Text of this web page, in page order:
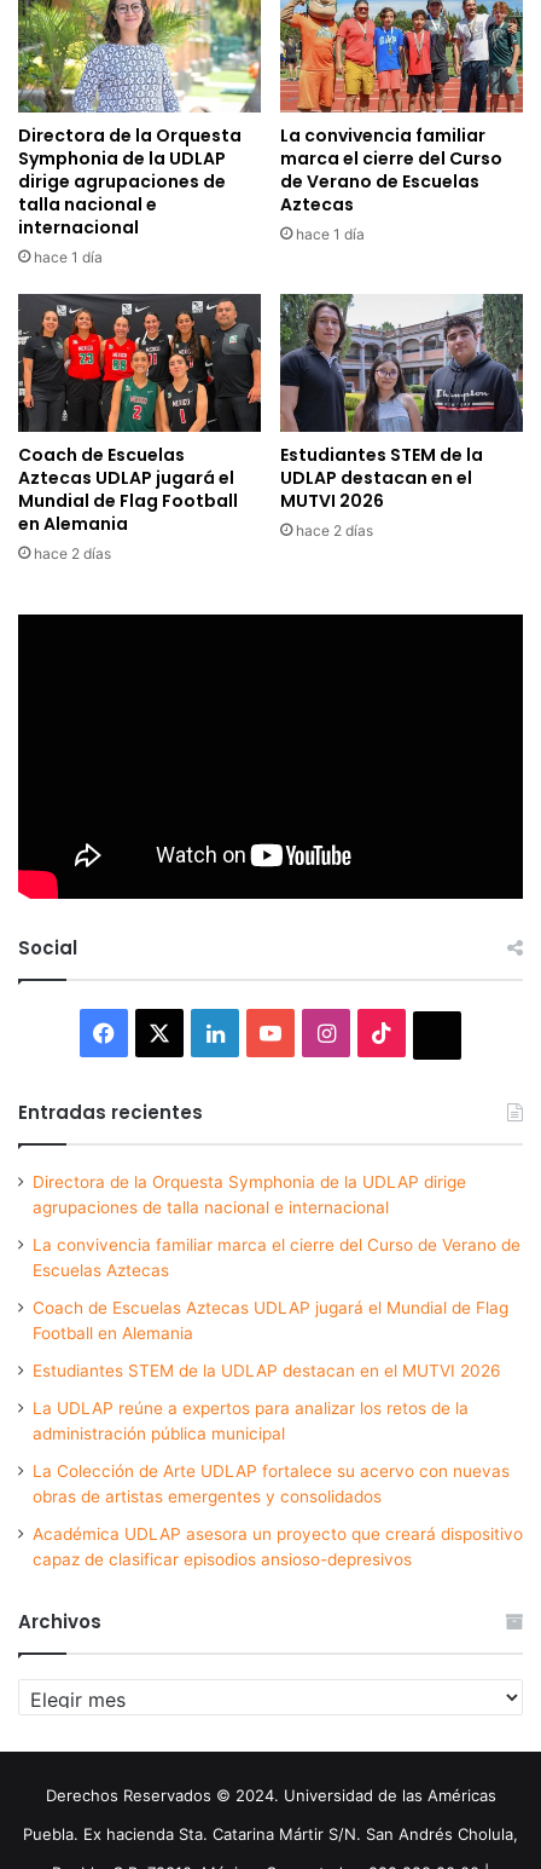
Directora de la Orquesta
Symphonia de la UDLAP
dirige agrupaciones de
talla nacional e
internacional
hace 1 día
La convivencia familiar
marca el cierre del Curso
de Verano de Escuelas
Aztecas
hace 1 día
Coach de Escuelas
Aztecas UDLAP jugará el
Mundial de Flag Football
en Alemania
hace 2 días
Estudiantes STEM de la
UDLAP destacan en el
MUTVI 2026
hace 2 días
Social
Facebook LinkedInYouTubeInstagram
Entradas recientes
Directora de la Orquesta Symphonia de la UDLAP dirige
agrupaciones de talla nacional e internacional
La convivencia familiar marca el cierre del Curso de Verano de
Escuelas Aztecas
Coach de Escuelas Aztecas UDLAP jugará el Mundial de Flag
Football en Alemania
Estudiantes STEM de la UDLAP destacan en el MUTVI 2026
La UDLAP reúne a expertos para analizar los retos de la
administración pública municipal
La Colección de Arte UDLAP fortalece su acervo con nuevas
obras de artistas emergentes y consolidados
Académica UDLAP asesora un proyecto que creará dispositivo
capaz de clasificar episodios ansioso-depresivos
Archivos
Archivos
Derechos Reservados © 2024. Universidad de las Américas
Puebla. Ex hacienda Sta. Catarina Mártir S/N. San Andrés Cholula,